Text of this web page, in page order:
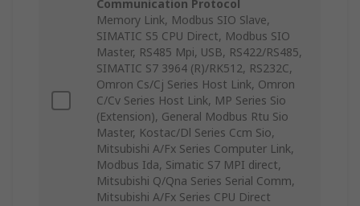
Communication Protocol
Memory Link, Modbus SIO Slave,
SIMATIC S5 CPU Direct, Modbus SIO
Master, RS485 Mpi, USB, RS422/RS485,
SIMATIC S7 3964 (R)/RK512, RS232C,
Omron Cs/Cj Series Host Link, Omron
C/Cv Series Host Link, MP Series Sio
(Extension), General Modbus Rtu Sio
Master, Kostac/Dl Series Ccm Sio,
Mitsubishi A/Fx Series Computer Link,
Modbus Ida, Simatic S7 MPI direct,
Mitsubishi Q/Qna Series Serial Comm,
Mitsubishi A/Fx Series CPU Direct